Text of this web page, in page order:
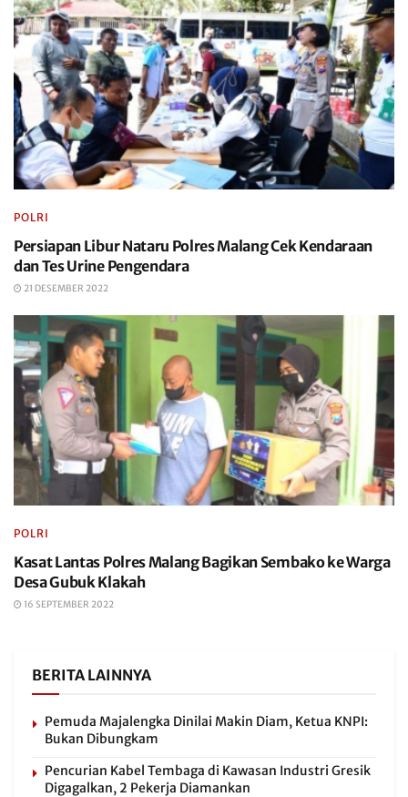
POLRI
Persiapan Libur Nataru Polres Malang Cek Kendaraan
dan Tes Urine Pengendara
21 DESEMBER 2022
POLRI
Kasat Lantas Polres Malang Bagikan Sembako ke Warga
Desa Gubuk Klakah
16 SEPTEMBER 2022
BERITA LAINNYA
Pemuda Majalengka Dinilai Makin Diam, Ketua KNPI:
Bukan Dibungkam
Pencurian Kabel Tembaga di Kawasan Industri Gresik
Digagalkan, 2 Pekerja Diamankan